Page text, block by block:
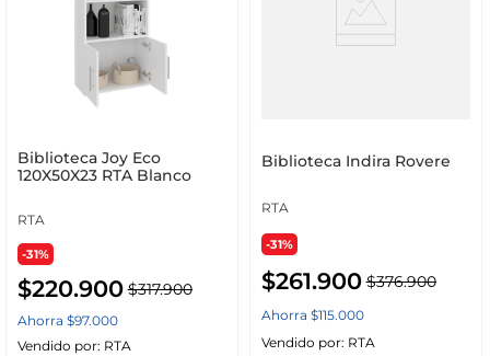
Biblioteca Joy Eco
120X50X23 RTA Blanco
RTA
-31%
$220.900 $317.900
Ahorra $97.000
Vendido por: RTA
Biblioteca Indira Rovere
RTA
-31%
$261.900 $376.900
Ahorra $115.000
Vendido por: RTA